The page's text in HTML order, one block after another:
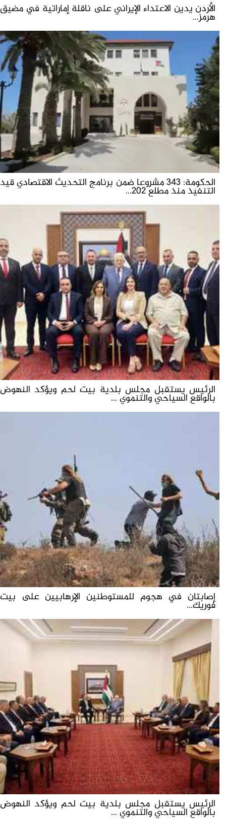
الأردن يدين الاعتداء الإيراني على ناقلة إماراتية في مضيق
هرمز...
الحكومة: 343 مشروعا ضمن برنامج التحديث الاقتصادي قيد
التنفيذ منذ مطلع 202...
الرئيس يستقبل مجلس بلدية بيت لحم ويؤكد النهوض
بالواقع السياحي والتنموي ...
إصابتان في هجوم للمستوطنين الإرهابيين على بيت
فوريك...
الرئيس يستقبل مجلس بلدية بيت لحم ويؤكد النهوض
بالواقع السياحي والتنموي ...